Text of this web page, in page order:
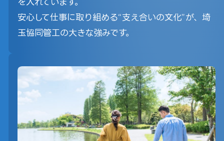
安心して仕事に取り組める“支え合いの文化”が、埼
玉協同管工の大きな強みです。